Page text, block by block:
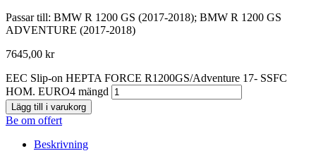
Passar till: BMW R 1200 GS (2017-2018); BMW R 1200 GS
ADVENTURE (2017-2018)
7645,00 kr
EEC Slip-on HEPTA FORCE R1200GS/Adventure 17- SSFC
HOM. EURO4 mängd
Lägg till i varukorg
Be om offert
Beskrivning